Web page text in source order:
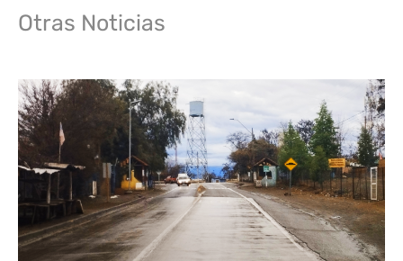
Otras Noticias